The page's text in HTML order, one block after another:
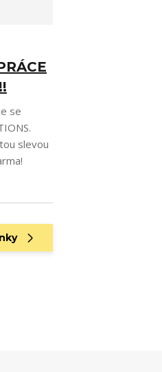
se
slevou